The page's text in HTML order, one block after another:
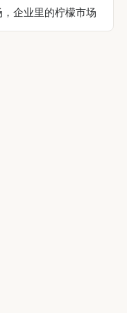
企业里的柠檬市场